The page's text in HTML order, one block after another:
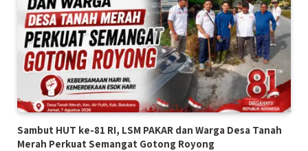
Sambut HUT ke-81 RI, LSM PAKAR dan Warga Desa Tanah
Merah Perkuat Semangat Gotong Royong